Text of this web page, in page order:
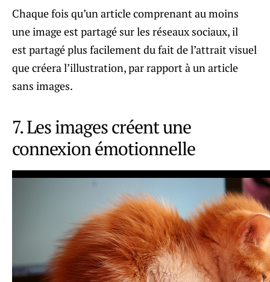
Chaque fois qu’un article comprenant au moins
une image est partagé sur les réseaux sociaux, il
est partagé plus facilement du fait de l’attrait visuel
que créera l’illustration, par rapport à un article
sans images.
7. Les images créent une
connexion émotionnelle